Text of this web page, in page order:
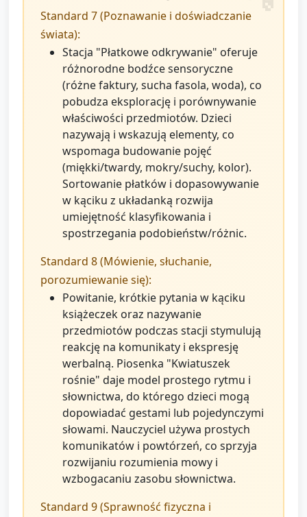
Standard 7 (Poznawanie i doświadczanie
świata):
Stacja "Płatkowe odkrywanie" oferuje
różnorodne bodźce sensoryczne
(różne faktury, sucha fasola, woda), co
pobudza eksplorację i porównywanie
właściwości przedmiotów. Dzieci
nazywają i wskazują elementy, co
wspomaga budowanie pojęć
(miękki/twardy, mokry/suchy, kolor).
Sortowanie płatków i dopasowywanie
w kąciku z układanką rozwija
umiejętność klasyfikowania i
spostrzegania podobieństw/różnic.
Standard 8 (Mówienie, słuchanie,
porozumiewanie się):
Powitanie, krótkie pytania w kąciku
książeczek oraz nazywanie
przedmiotów podczas stacji stymulują
reakcję na komunikaty i ekspresję
werbalną. Piosenka "Kwiatuszek
rośnie" daje model prostego rytmu i
słownictwa, do którego dzieci mogą
dopowiadać gestami lub pojedynczymi
słowami. Nauczyciel używa prostych
komunikatów i powtórzeń, co sprzyja
rozwijaniu rozumienia mowy i
wzbogacaniu zasobu słownictwa.
Standard 9 (Sprawność fizyczna i